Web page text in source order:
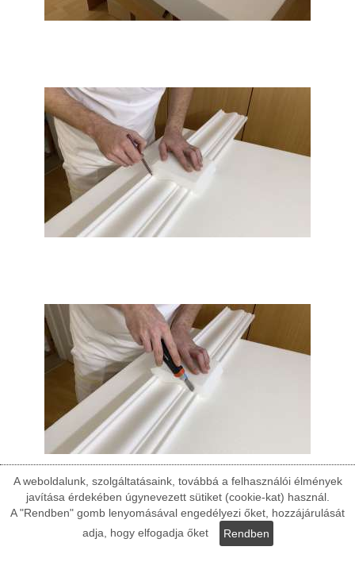
A weboldalunk, szolgáltatásaink, továbbá a felhasználói élmények
javítása érdekében úgynevezett sütiket (cookie-kat) használ.
A "Rendben" gomb lenyomásával engedélyezi őket, hozzájárulását
adja, hogy elfogadja őket
Rendben